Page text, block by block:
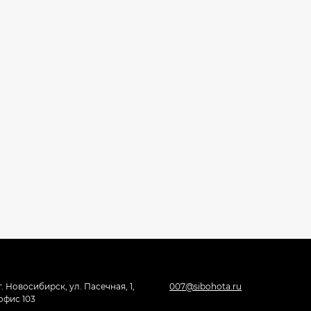
Новосибирск, ул. Пасечная, 1,
103
007@sibohota.ru